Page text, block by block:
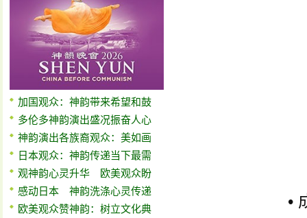
加国观众：神韵带来希望和鼓
多伦多神韵演出盛况振奋人心
神韵演出各族裔观众：美如画
日本观众：神韵传递当下最需
观神韵心灵升华 欧美观众盼
感动日本 神韵洗涤心灵传递
欧美观众赞神韵：树立文化典
•